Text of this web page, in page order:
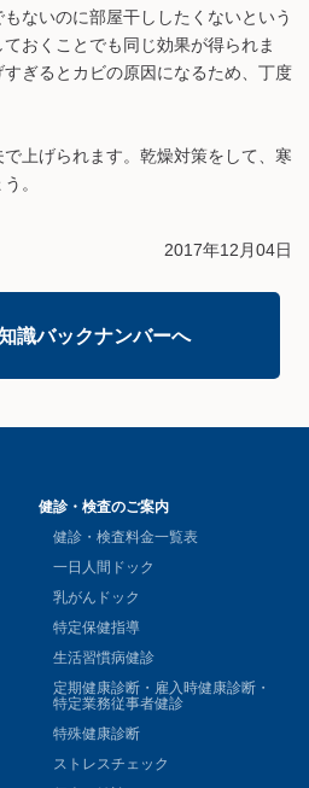
ないのに部屋干ししたくないという
おくことでも同じ効果が得られま
ぎるとカビの原因になるため、丁度
上げられます。乾燥対策をして、寒
。
2017年12月04日
識バックナンバーへ
健診・検査のご案内
健診・検査料金一覧表
一日人間ドック
乳がんドック
特定保健指導
生活習慣病健診
定期健康診断・雇入時健康診断・
特定業務従事者健診
特殊健康診断
ストレスチェック